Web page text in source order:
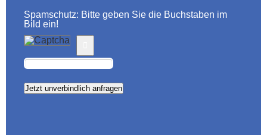
Spamschutz: Bitte geben Sie die Buchstaben im
Bild ein!